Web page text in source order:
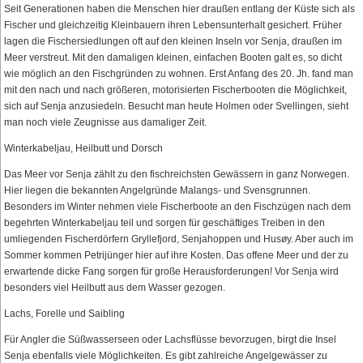
Seit Generationen haben die Menschen hier draußen entlang der Küste sich als
Fischer und gleichzeitig Kleinbauern ihren Lebensunterhalt gesichert. Früher
lagen die Fischersiedlungen oft auf den kleinen Inseln vor Senja, draußen im
Meer verstreut. Mit den damaligen kleinen, einfachen Booten galt es, so dicht
wie möglich an den Fischgründen zu wohnen. Erst Anfang des 20. Jh. fand man
mit den nach und nach größeren, motorisierten Fischerbooten die Möglichkeit,
sich auf Senja anzusiedeln. Besucht man heute Holmen oder Svellingen, sieht
man noch viele Zeugnisse aus damaliger Zeit.
Winterkabeljau, Heilbutt und Dorsch
Das Meer vor Senja zählt zu den fischreichsten Gewässern in ganz Norwegen.
Hier liegen die bekannten Angelgründe Malangs- und Svensgrunnen.
Besonders im Winter nehmen viele Fischerboote an den Fischzügen nach dem
begehrten Winterkabeljau teil und sorgen für geschäftiges Treiben in den
umliegenden Fischerdörfern Gryllefjord, Senjahoppen und Husøy. Aber auch im
Sommer kommen Petrijünger hier auf ihre Kosten. Das offene Meer und der zu
erwartende dicke Fang sorgen für große Herausforderungen! Vor Senja wird
besonders viel Heilbutt aus dem Wasser gezogen.
Lachs, Forelle und Saibling
Für Angler die Süßwasserseen oder Lachsflüsse bevorzugen, birgt die Insel
Senja ebenfalls viele Möglichkeiten. Es gibt zahlreiche Angelgewässer zu